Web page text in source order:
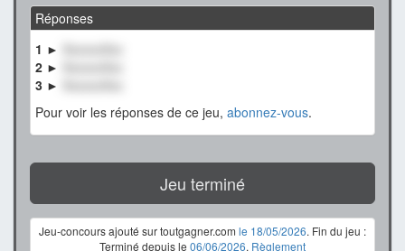
Réponses
1 ►
XxxxxxXxx
2 ►
3 ►
Pour voir les réponses de ce jeu, abonnez-vous.
Jeu terminé
Jeu-concours ajouté sur toutgagner.com le 18/05/2026. Fin du jeu :
Terminé depuis le 06/06/2026. Règlement